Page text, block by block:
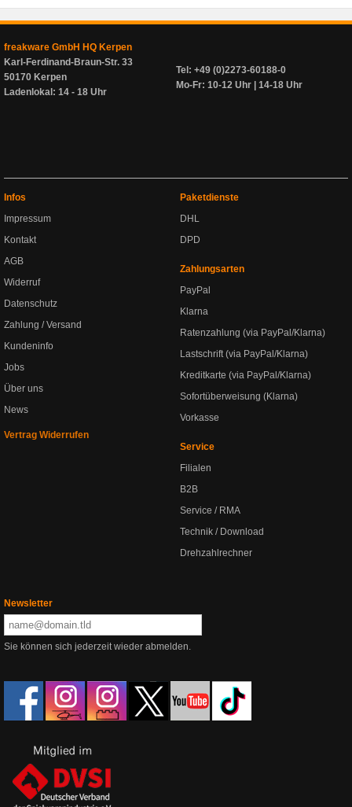
freakware GmbH HQ Kerpen
Karl-Ferdinand-Braun-Str. 33
50170 Kerpen
Ladenlokal: 14 - 18 Uhr
Tel: +49 (0)2273-60188-0
Mo-Fr: 10-12 Uhr | 14-18 Uhr
Infos
Impressum
Kontakt
AGB
Widerruf
Datenschutz
Zahlung / Versand
Kundeninfo
Jobs
Über uns
News
Vertrag Widerrufen
Paketdienste
DHL
DPD
Zahlungsarten
PayPal
Klarna
Ratenzahlung (via PayPal/Klarna)
Lastschrift (via PayPal/Klarna)
Kreditkarte (via PayPal/Klarna)
Sofortüberweisung (Klarna)
Vorkasse
Service
Filialen
B2B
Service / RMA
Technik / Download
Drehzahlrechner
Newsletter
Sie können sich jederzeit wieder abmelden.